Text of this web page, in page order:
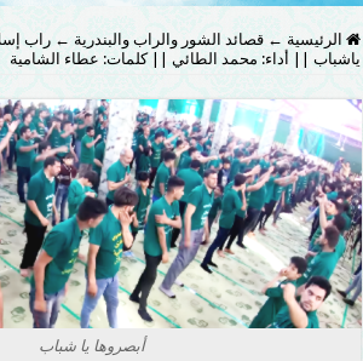
الرئيسية ← قصائد الشور والراب والبندرية ← راب
ياشباب || أداء: محمد الطائي || كلمات: عطاء الشامية
أبصروها يا شباب